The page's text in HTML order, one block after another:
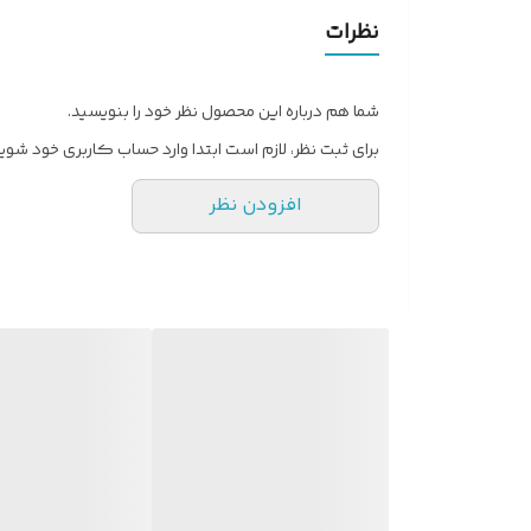
نظرات
شما هم درباره این محصول نظر خود را بنویسید.
برای ثبت نظر، لازم است ابتدا وارد حساب کاربری خود
افزودن نظر